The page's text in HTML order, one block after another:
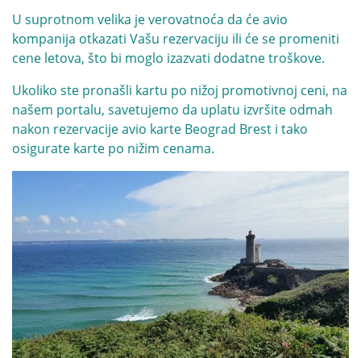
U suprotnom velika je verovatnoća da će avio
kompanija otkazati Vašu rezervaciju ili će se promeniti
cene letova, što bi moglo izazvati dodatne troškove.
Ukoliko ste pronašli kartu po nižoj promotivnoj ceni, na
našem portalu, savetujemo da uplatu izvršite odmah
nakon rezervacije avio karte Beograd Brest i tako
osigurate karte po nižim cenama.